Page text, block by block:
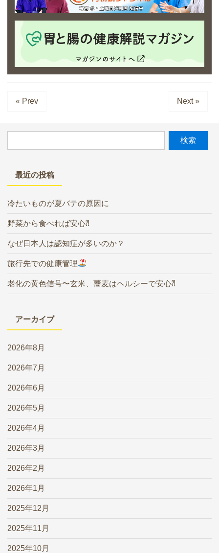
« Prev Next »
最近の投稿
冷たいものが夏バテの原因に
野菜から食べれば安心⁈
なぜ日本人は認知症が多いのか？
旅行先での健康管理
老化の黄色信号〜玄米、蕎麦はヘルシーで安心⁈
アーカイブ
2026年8月
2026年7月
2026年6月
2026年5月
2026年4月
2026年3月
2026年2月
2026年1月
2025年12月
2025年11月
2025年10月